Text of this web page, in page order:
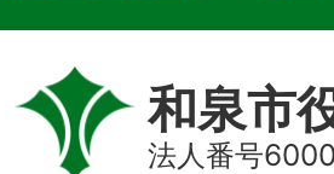
和泉市
法人番号